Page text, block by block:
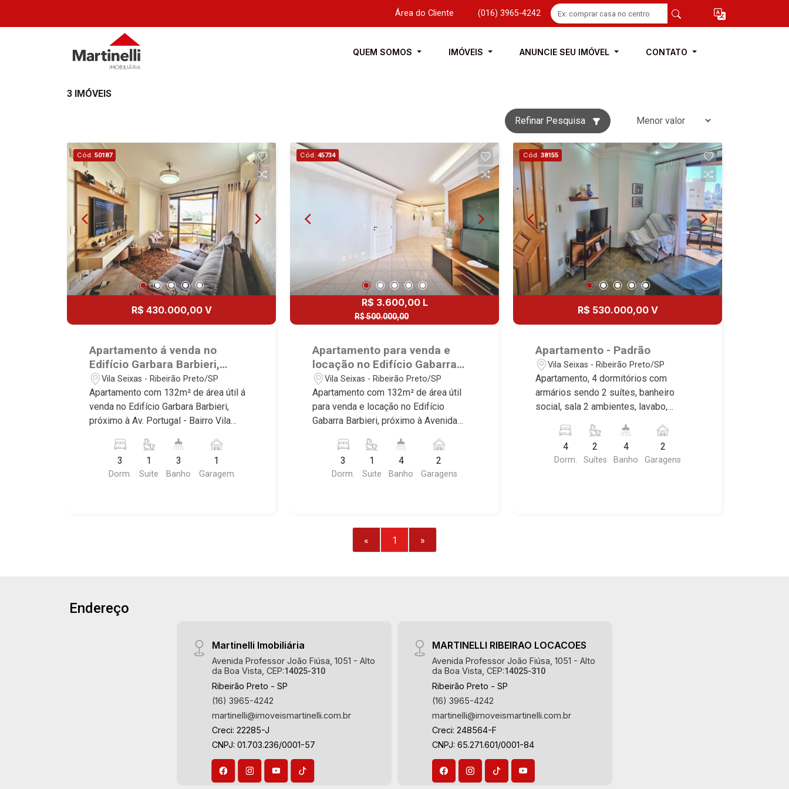
Área do Cliente (016) 3965-4242
QUEM SOMOS IMÓVEIS ANUNCIE SEU IMÓVEL CONTATO
3 IMÓVEIS
Refinar Pesquisa
Cód. 50187
R$ 430.000,00 V
Apartamento á venda no
Edifício Garbara Barbieri,
próximo à Av. Portugal -
Ribeirão Preto/SP.
Vila Seixas - Ribeirão Preto/SP
Apartamento com 132m² de área útil á
venda no Edifício Garbara Barbieri,
próximo à Av. Portugal - Bairro Vila
características deste imóvel que a
Martinelli Imobiliária selecionou para
você: - 132m² de área útil - 3
Referência em imóveis de alto padrão,
somos especialistas na venda e
condomínios mais desejados da Zona
Sul, reconhecidos por sua segurança,
infraestrutura completa e qualidade de
empreendimentos de maior prestígio
Les Alpes Residence, Porto Búzios,
Sequóia, Blue Diamond, Mirante do Ipê,
Hype, Grand Privilège, Grand Raya,
Grand Paysage, Praças do Sul, Uber
3
Dorm.
1
Suite
3
Banho
1
Garagem
Cód. 45734
R$ 3.600,00 L
R$ 500.000,00
Apartamento para venda e
locação no Edifício Gabarra
Barbieri, próximo à Avenida
Portugal - Ribeirão Preto/SP.
Vila Seixas - Ribeirão Preto/SP
Apartamento com 132m² de área útil
para venda e locação no Edifício
Gabarra Barbieri, próximo à Avenida
Preto/SP. Conheça as características
deste imóvel que a Martinelli
Imobiliária selecionou para você: -
ambientes - Lavabo - Cozinha e área de
serviço planejadas - Dependência de
condomínios mais desejados da Zona
Sul, reconhecidos por sua segurança,
infraestrutura completa e qualidade de
empreendimentos de maior prestígio
da região, incluindo: Marquises Park,
Les Alpes Residence, Porto Búzios,
Sequóia, Blue Diamond, Mirante do Ipê,
Hype, Grand Privilège, Grand Raya,
Grand Paysage, Praças do Sul, Uber
3
Dorm.
1
Suite
4
Banho
2
Garagens
Cód. 38155
R$ 530.000,00 V
Apartamento - Padrão
Vila Seixas - Ribeirão Preto/SP
Apartamento, 4 dormitórios com
armários sendo 2 suítes, banheiro
social, sala 2 ambientes, lavabo,
serviço, dependência de empregada,
sacada, lazer com piscina, sauna, 2
vagas cobertas, excelente localização,
4
Dorm.
2
Suítes
4
Banho
2
Garagens
« 1 »
Endereço
Martinelli Imobiliária
Avenida Professor João Fiúsa, 1051 - Alto
da Boa Vista, CEP:14025-310
Ribeirão Preto - SP
(16) 3965-4242
martinelli@imoveismartinelli.com.br
Creci: 22285-J
CNPJ: 01.703.236/0001-57
MARTINELLI RIBEIRAO LOCACOES
Avenida Professor João Fiúsa, 1051 - Alto
da Boa Vista, CEP:14025-310
Ribeirão Preto - SP
(16) 3965-4242
martinelli@imoveismartinelli.com.br
Creci: 248564-F
CNPJ: 65.271.601/0001-84